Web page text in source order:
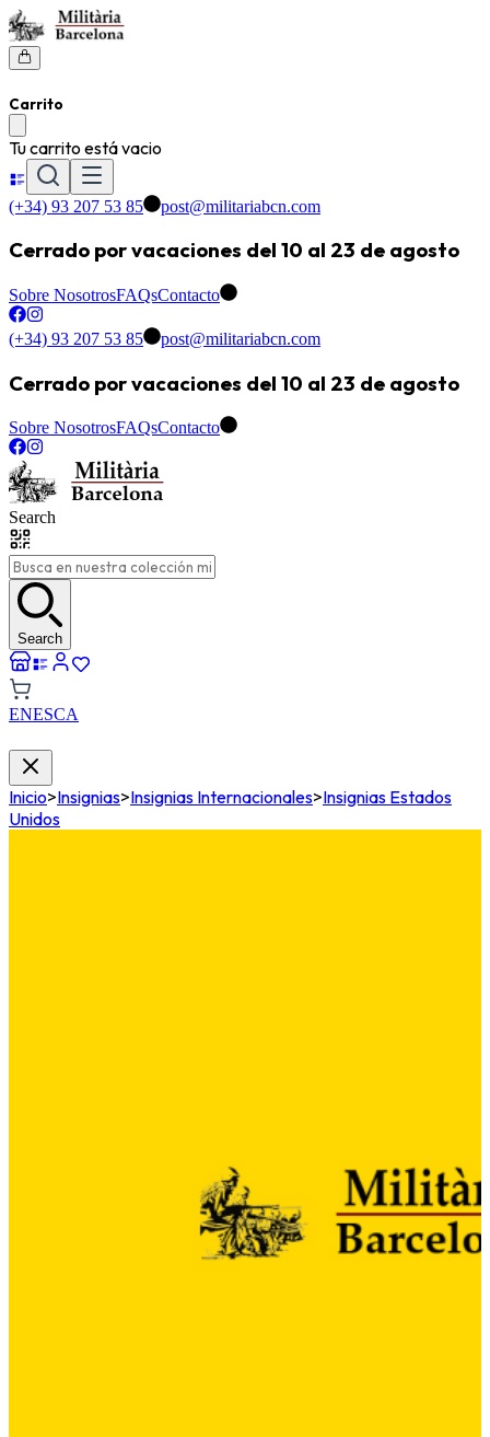
Carrito
Tu carrito está vacio
(+34) 93 207 53 85 post@militariabcn.com
Cerrado por vacaciones del 10 al 23 de agosto
Sobre NosotrosFAQsContacto
(+34) 93 207 53 85 post@militariabcn.com
Cerrado por vacaciones del 10 al 23 de agosto
Sobre NosotrosFAQsContacto
Search
Search
ENESCA
Inicio>Insignias>Insignias Internacionales>Insignias Estados
Unidos